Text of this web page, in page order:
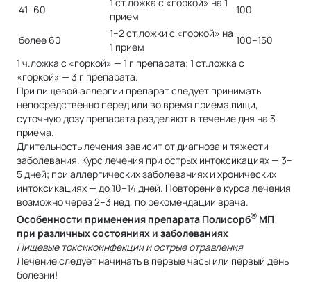
41–60
прием
100
более 60
1–2 ст.ложки с «горкой» на
1 прием
100–150
1 ч.ложка с «горкой» — 1 г препарата; 1 ст.ложка с
«горкой» — 3 г препарата.
При пищевой аллергии препарат следует принимать
непосредственно перед или во время приема пищи,
суточную дозу препарата разделяют в течение дня на 3
приема.
Длительность лечения зависит от диагноза и тяжести
заболевания. Курс лечения при острых интоксикациях — 3–
5 дней; при аллергических заболеваниях и хронических
интоксикациях — до 10–14 дней. Повторение курса лечения
возможно через 2–3 нед, по рекомендации врача.
Особенности применения препарата Полисорб® МП
при различных состояниях и заболеваниях
Пищевые токсикоинфекции и острые отравления
Лечение следует начинать в первые часы или первый день
болезни!